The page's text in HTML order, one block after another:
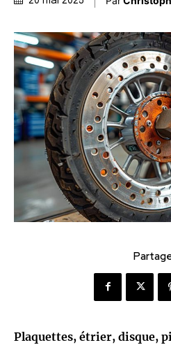
Plaquettes, étrier, disque,